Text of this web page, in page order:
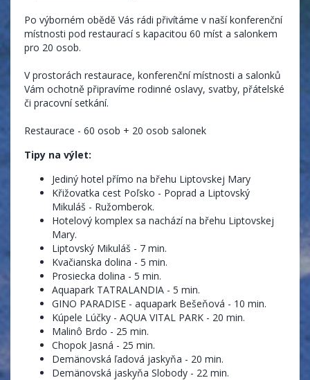
Po výborném obědě Vás rádi přivítáme v naší konferenční
místnosti pod restaurací s kapacitou 60 míst a salonkem
pro 20 osob.
V prostorách restaurace, konferenční místnosti a salonků
Vám ochotně připravíme rodinné oslavy, svatby, přátelské
či pracovní setkání.
Restaurace - 60 osob + 20 osob salonek
Tipy na výlet:
Jediný hotel přímo na břehu Liptovskej Mary
Křižovatka cest Poľsko - Poprad a Liptovský
Mikuláš - Ružomberok.
Hotelový komplex sa nachází na břehu Liptovskej
Mary.
Liptovský Mikuláš - 7 min.
Kvačianska dolina - 5 min.
Prosiecka dolina - 5 min.
Aquapark TATRALANDIA - 5 min.
GINO PARADISE - aquapark Bešeňová - 10 min.
Kúpele Lúčky - AQUA VITAL PARK - 20 min.
Malinô Brdo - 25 min.
Chopok Jasná - 25 min.
Demänovská ľadová jaskyňa - 20 min.
Demänovská jaskyňa Slobody - 22 min.